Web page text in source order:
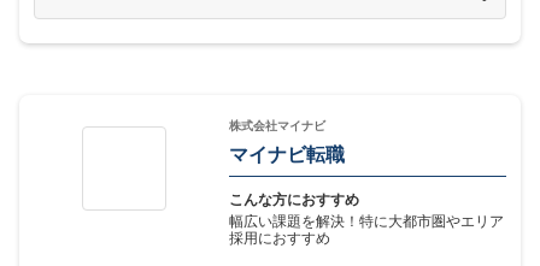
株式会社マイナビ
マイナビ転職
こんな方におすすめ
幅広い課題を解決！特に大都市圏やエリア
採用におすすめ